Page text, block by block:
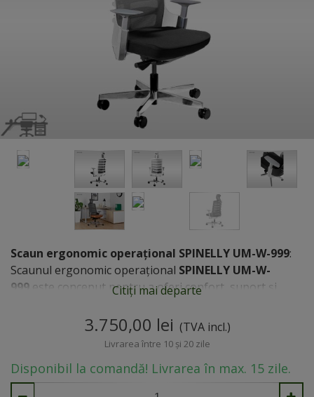
Scaun ergonomic operațional SPINELLY UM-W-999:
Scaunul ergonomic operațional SPINELLY UM-W-
999 este conceput pentru a oferi confort, suport și
îndelungate la birou sau în fața calculatorului. Acesta
este proiectat conform principiilor ergonomiei,
contribuind la menținerea unei posturi corecte și la
reducerea oboselii musculare în timpul activităților
zilnice.
Citiți mai departe
3.750,00 lei (TVA incl.)
Livrarea între 10 și 20 zile
Disponibil la comandă! Livrarea în max. 15 zile.